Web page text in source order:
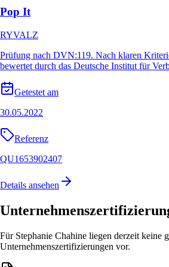
Pop It
RYVALZ
Prüfung nach DVN:119. Nach klaren
bewertet durch das Deutsche Institut für
Getestet am
30.05.2022
Referenz
QU1653902407
Details ansehen
Für Stephanie Chahine liegen derzeit keine
Unternehmenszertifizierungen vor.